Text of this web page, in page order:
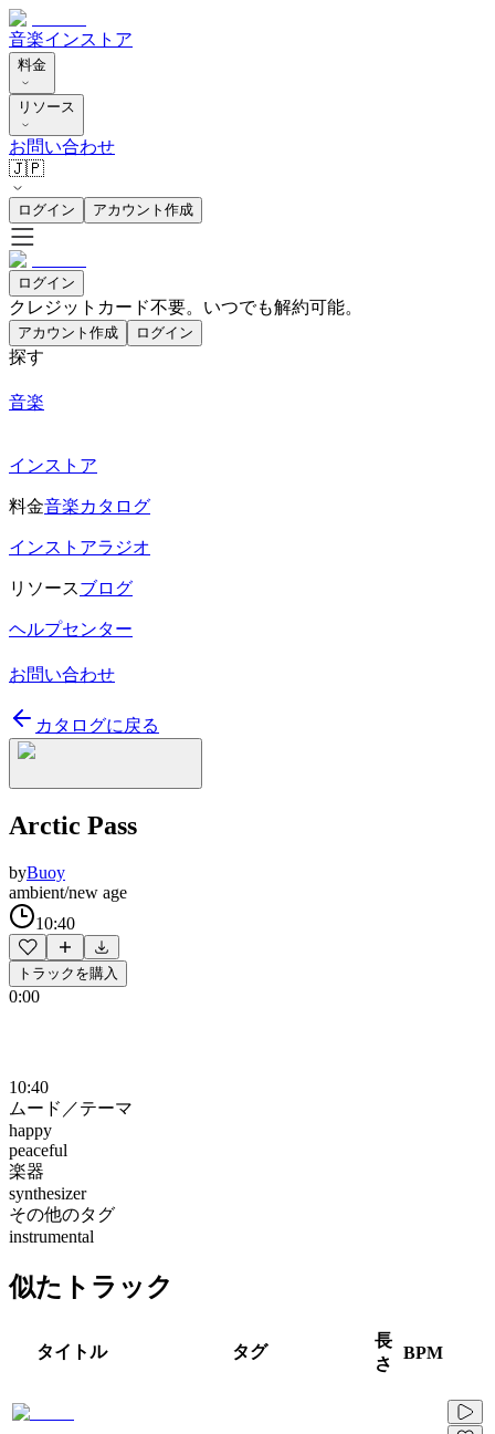
音楽インストア
料金
リソース
お問い合わせ
🇯🇵
ログイン アカウント作成
ログイン
クレジットカード不要。いつでも解約可能。
アカウント作成 ログイン
探す
音楽
インストア
料金音楽カタログ
インストアラジオ
リソースブログ
ヘルプセンター
お問い合わせ
カタログに戻る
Arctic Pass
byBuoy
ambient/new age
10:40
トラックを購入
0:00
10:40
ムード／テーマ
happy
peaceful
楽器
synthesizer
その他のタグ
instrumental
似たトラック
タイトル タグ
長
さ
BPM